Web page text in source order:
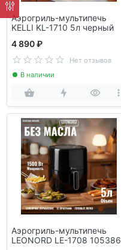
Аэрогриль-мультипечь
KELLI KL-1710 5л черный
4 890 ₽
Нет отзывов
В наличии
Аэрогриль-мультипечь
LEONORD LE-1708 105386